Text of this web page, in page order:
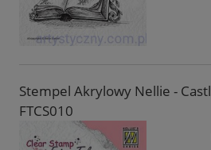
Stempel Akrylowy Nellie -
FTCS010